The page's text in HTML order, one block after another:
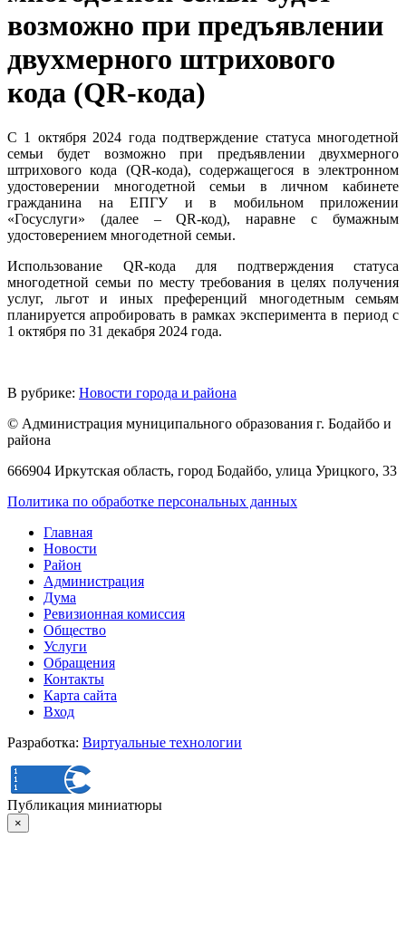
возможно при предъявлении
двухмерного штрихового
кода (QR-кода)
С 1 октября 2024 года подтверждение статуса многодетной
семьи будет возможно при предъявлении двухмерного
штрихового кода (QR-кода), содержащегося в электронном
удостоверении многодетной семьи в личном кабинете
гражданина на ЕПГУ и в мобильном приложении
«Госуслуги» (далее – QR-код), наравне с бумажным
удостоверением многодетной семьи.
Использование QR-кода для подтверждения статуса
многодетной семьи по месту требования в целях получения
услуг, льгот и иных преференций многодетным семьям
планируется апробировать в рамках эксперимента в период с
1 октября по 31 декабря 2024 года.
В рубрике: Новости города и района
© Администрация муниципального образования г. Бодайбо и
района
666904 Иркутская область, город Бодайбо, улица Урицкого, 33
Политика по обработке персональных данных
Главная
Новости
Район
Администрация
Дума
Ревизионная комиссия
Общество
Услуги
Обращения
Контакты
Карта сайта
Вход
Разработка: Виртуальные технологии
Публикация миниатюры
×